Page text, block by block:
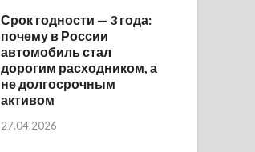
Срок годности — 3 года:
почему в России
автомобиль стал
дорогим расходником, а
не долгосрочным
активом
27.04.2026